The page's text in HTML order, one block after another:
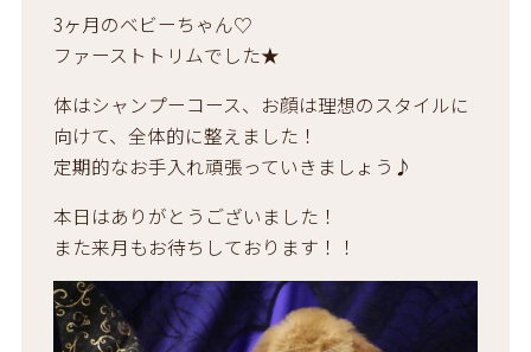
3ヶ月のベビーちゃん♡
ファーストトリムでした★
体はシャンプーコース、お顔は理想のスタイルに
向けて、全体的に整えました！
定期的なお手入れ頑張っていきましょう♪
本日はありがとうございました！
また来月もお待ちしております！！